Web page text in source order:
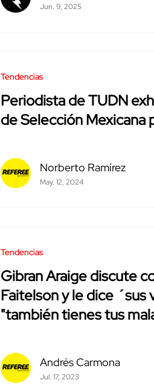
Jun. 9, 2025
Tendencias
Periodista de TUDN
de Selección Mexicana
Norberto Ramírez
May. 12, 2024
Tendencias
Gibran Araige discute
Faitelson y le dice ´sus
"también tienes tus
Andrés Carmona
Jul. 17, 2023